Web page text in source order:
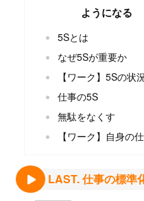
ようになる
5Sとは
なぜ5Sが重要か
【ワーク】5Sの状
仕事の5S
無駄をなくす
【ワーク】自身の
LAST. 仕事の標準